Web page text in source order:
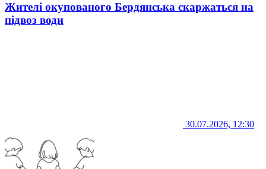
Жителі окупованого Бердянська скаржаться на
підвоз води
30.07.2026, 12:30